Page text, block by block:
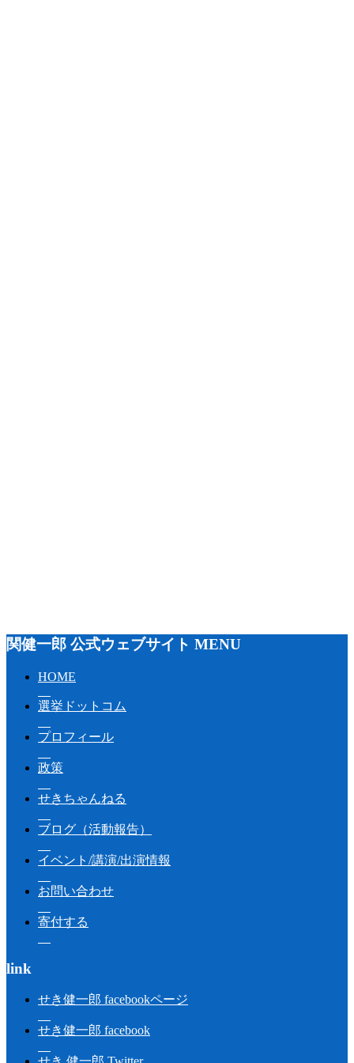
関健一郎 公式ウェブサイト MENU
HOME
選挙ドットコム
プロフィール
政策
せきちゃんねる
ブログ（活動報告）
イベント/講演/出演情報
お問い合わせ
寄付する
link
せき健一郎 facebookページ
せき健一郎 facebook